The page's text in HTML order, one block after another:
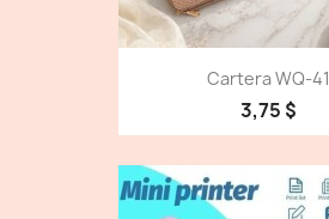
Cartera WQ-41
3,75 $